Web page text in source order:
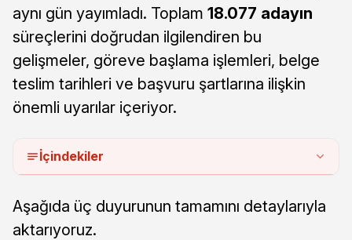
aynı gün yayımladı. Toplam 18.077 adayın
süreçlerini doğrudan ilgilendiren bu
gelişmeler, göreve başlama işlemleri, belge
teslim tarihleri ve başvuru şartlarına ilişkin
önemli uyarılar içeriyor.
İçindekiler
Aşağıda üç duyurunun tamamını detaylarıyla
aktarıyoruz.